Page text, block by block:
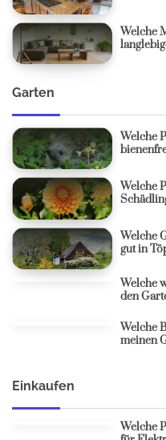
Welche
Garten
Welche
Welche
Welche
gut in
Welche
den
Welche
meinen
Einkaufen
Welche